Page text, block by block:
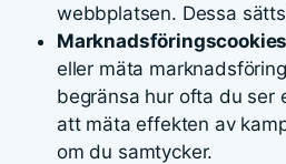
webbplatsen. Dessa
Marknadsföringscookies
eller mäta
begränsa hur ofta du ser
att mäta effekten av
om du samtycker.